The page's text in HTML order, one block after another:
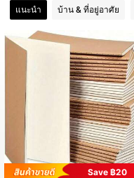
4.87 92K ผู้ติด
4.87 92K ผู้ติด
4.87 92K ผู้ติด
แนะนำ บ้าน & ที่อยู่อาศัย
Save ฿20